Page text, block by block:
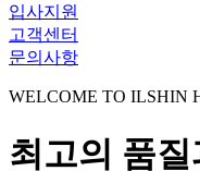
입사지원
고객센터
문의사항
WELCOME TO ILSHIN
최고의 품